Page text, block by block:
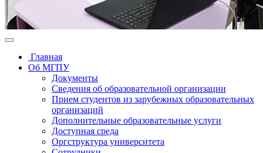
Главная
Об МГПУ
Документы
Сведения об образовательной организации
Прием студентов из зарубежных образовательных
организаций
Дополнительные образовательные услуги
Доступная среда
Оргструктура университета